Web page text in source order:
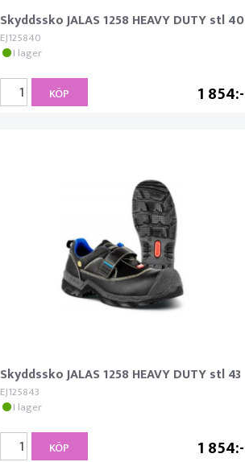
Skyddssko JALAS 1258 HEAVY DUTY stl 40
EJ125840
I lager
1 854
KÖP
Skyddssko JALAS 1258 HEAVY DUTY stl 43
EJ125843
I lager
1 854
KÖP